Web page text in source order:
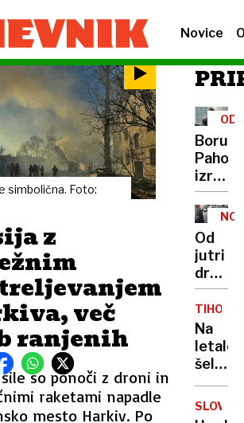
Novice
simbolična. Foto:
z
več
ranjenih
sile so ponoči z droni in
raketami napadle
mesto Harkiv. Po
Borut
Pahor
v
Gazi
''ne
bi
kot
Od
jutri
dražji
bencin,
bosta
dizel
in
Na
letalo
šel s
47
gadi
SLOVO